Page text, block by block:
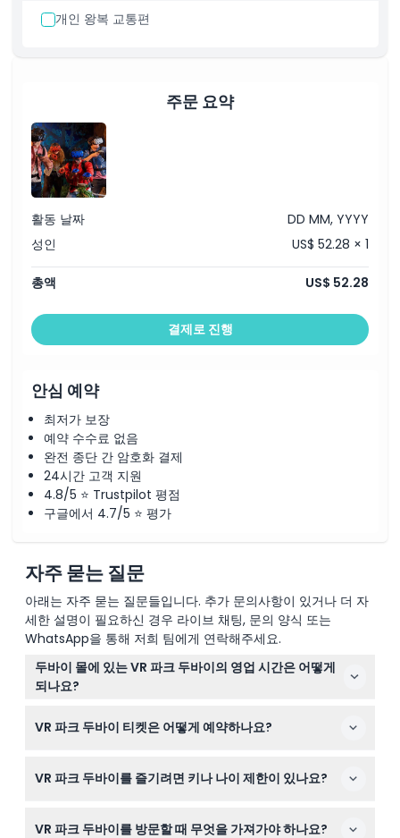
개인 왕복 교통편
주문 요약
활동 날짜
DD MM, YYYY
성인
US$ 52.28 × 1
총액 US$ 52.28
결제로 진행
안심 예약
최저가 보장
예약 수수료 없음
완전 종단 간 암호화 결제
24시간 고객 지원
4.8/5 ⭐ Trustpilot 평점
구글에서 4.7/5 ⭐ 평가
자주 묻는 질문
아래는 자주 묻는 질문들입니다. 추가 문의사항이 있거나 더 자
세한 설명이 필요하신 경우 라이브 채팅, 문의 양식 또는
WhatsApp을 통해 저희 팀에게 연락해주세요.
두바이 몰에 있는 VR 파크 두바이의 영업 시간은 어떻게
되나요?
오후 11시까지, 목요일부터 토요일까지 오전 10시부터 오전 1
VR 파크 두바이 티켓은 어떻게 예약하나요?
티켓을 예약할 수 있습니다. 예약 과정에서 선호하는 게임
VR 파크 두바이를 즐기려면 키나 나이 제한이 있나요?
수 있으며, 120cm 미만 어린이는 특정 체험에 한해 이용 가
VR 파크 두바이를 방문할 때 무엇을 가져가야 하나요?